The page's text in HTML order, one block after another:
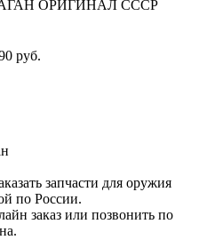
руб.
запчасти для оружия
по России.
заказ или позвонить по